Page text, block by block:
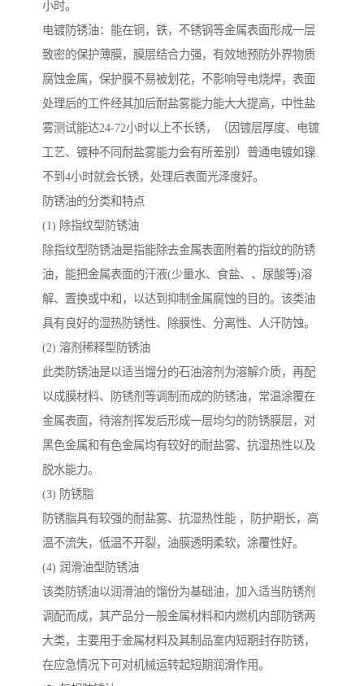
小时。
电镀防锈油：能在铜，铁，不锈钢等金属表面形成一层
致密的保护薄膜，膜层结合力强，有效地预防外界物质
腐蚀金属，保护膜不易被划花，不影响导电烧焊，表面
处理后的工件经其加后耐盐雾能力能大大提高，中性盐
雾测试能达24-72小时以上不长锈，（因镀层厚度、电镀
工艺、镀种不同耐盐雾能力会有所差别）普通电镀如镍
不到4小时就会长锈，处理后表面光泽度好。
防锈油的分类和特点
(1) 除指纹型防锈油
除指纹型防锈油是指能除去金属表面附着的指纹的防锈
油，能把金属表面的汗液(少量水、食盐、、尿酸等)溶
解、置换或中和，以达到抑制金属腐蚀的目的。该类油
具有良好的湿热防锈性、除膜性、分离性、人汗防蚀。
(2) 溶剂稀释型防锈油
此类防锈油是以适当馏分的石油溶剂为溶解介质，再配
以成膜材料、防锈剂等调制而成的防锈油，常温涂覆在
金属表面，待溶剂挥发后形成一层均匀的防锈膜层，对
黑色金属和有色金属均有较好的耐盐雾、抗湿热性以及
脱水能力。
(3) 防锈脂
防锈脂具有较强的耐盐雾、抗湿热性能 ，防护期长，高
温不流失，低温不开裂，油膜透明柔软，涂覆性好。
(4) 润滑油型防锈油
该类防锈油以润滑油的馏份为基础油，加入适当防锈剂
调配而成，其产品分一般金属材料和内燃机内部防锈两
大类，主要用于金属材料及其制品室内短期封存防锈，
在应急情况下可对机械运转起短期润滑作用。